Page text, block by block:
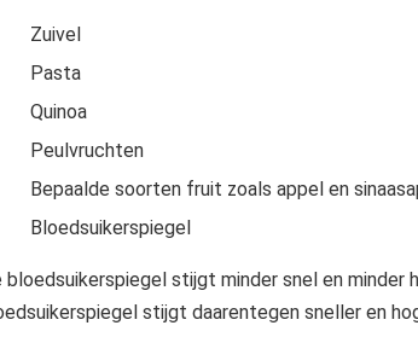
Zuivel
Pasta
Quinoa
Peulvruchten
Bepaalde soorten fruit zoals appel en
Bloedsuikerspiegel
bloedsuikerspiegel stijgt minder snel en minder
stijgt daarentegen sneller en